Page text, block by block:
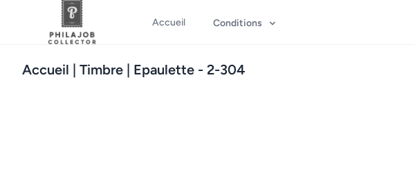
Accueil Conditions
Accueil | Timbre | Epaulette - 2-304